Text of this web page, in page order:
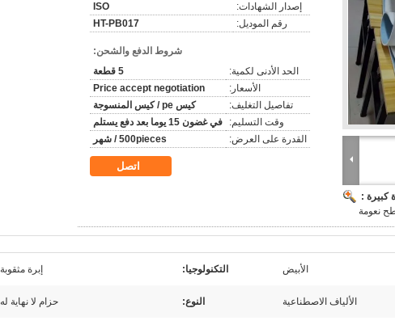
كبيرة :
نعومة
إصدار الشهادات:
ISO
رقم الموديل:
HT-PB017
شروط الدفع والشحن:
الحد الأدنى لكمية:
5 قطعة
الأسعار:
Price accept negotiation
تفاصيل التغليف:
كيس pe / كيس المنسوجة
وقت التسليم:
في غضون 15 يوما بعد دفع يستلم
القدرة على العرض:
500pieces / شهر
اتصل
الأبيض التكنولوجيا: إبرة مثقوبة
الألياف الاصطناعية النوع: حزام لا نهاية له